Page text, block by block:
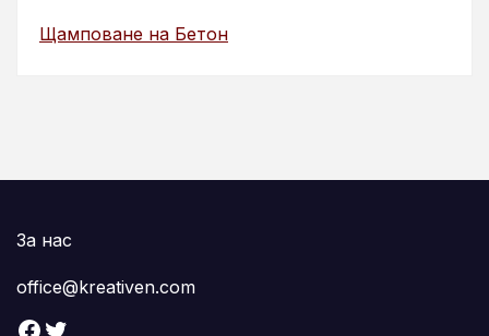
Щамповане на Бетон
За нас
office@kreativen.com
Facebook Twitter